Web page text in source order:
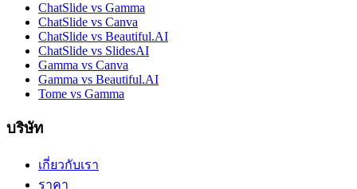
ChatSlide vs Gamma
ChatSlide vs Canva
ChatSlide vs Beautiful.AI
ChatSlide vs SlidesAI
Gamma vs Canva
Gamma vs Beautiful.AI
Tome vs Gamma
บริษัท
เกี่ยวกับเรา
ราคา